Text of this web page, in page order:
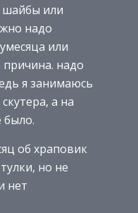
шайбы или
надо
или
надо
я занимаюсь
а на
об храповик
но не
нет